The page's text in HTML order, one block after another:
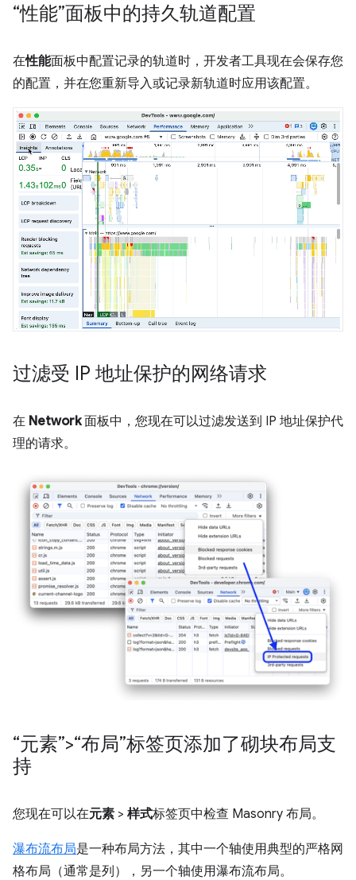
“性能”面板中的持久轨道配置
在性能面板中配置记录的轨道时，开发者工具现在会保存您
的配置，并在您重新导入或记录新轨道时应用该配置。
过滤受 IP 地址保护的网络请求
在 Network面板中，您现在可以过滤发送到 IP 地址保护代
理的请求。
“元素”>“布局”标签页添加了砌块布局支
持
您现在可以在元素 > 样式标签页中检查 Masonry 布局。
瀑布流布局是一种布局方法，其中一个轴使用典型的严格网
格布局（通常是列），另一个轴使用瀑布流布局。